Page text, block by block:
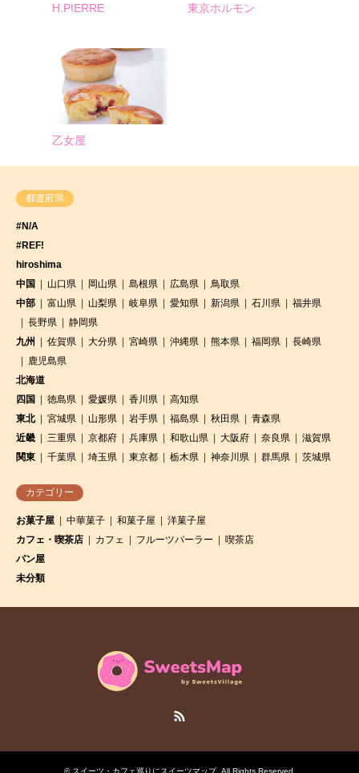
H.PIERRE 東京ホルモン
乙女屋
都道府県
#N/A
#REF!
hiroshima
中国
山口県 岡山県 島根県 広島県
鳥取県
中部
富山県 山梨県 岐阜県 愛知県 新潟県 石川県
福井県
長野県
静岡県
九州
佐賀県 大分県 宮崎県 沖縄県 熊本県 福岡県
長崎県
鹿児島県
北海道
四国
徳島県 愛媛県 香川県
高知県
東北
宮城県 山形県 岩手県 福島県 秋田県
青森県
近畿
三重県 京都府 兵庫県 和歌山県 大阪府 奈良県
滋賀県
関東
千葉県 埼玉県 東京都 栃木県 神奈川県 群馬県 茨城県
カテゴリー
お菓子屋 中華菓子 和菓子屋
洋菓子屋
カフェ・喫茶店
カフェ フルーツパーラー
喫茶店
パン屋
未分類